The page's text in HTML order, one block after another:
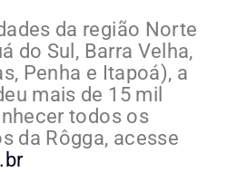
da região Norte
do Sul, Barra Velha,
Penha e Itapoá), a
mais de 15 mil
todos os
da Rôgga, acesse